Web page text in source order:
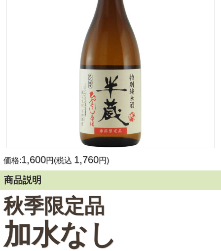
価格:1,600円(税込 1,760円)
商品説明
秋季限定品
加水なし